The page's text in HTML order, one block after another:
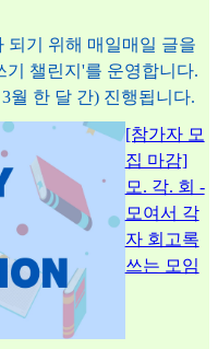
되기 위해 매일매일 글을
기 챌린지'를 운영합니다.
월 한 달 간) 진행됩니다.
[참가자 모
집 마감]
모. 각. 회 -
모여서 각
자 회고록
쓰는 모임